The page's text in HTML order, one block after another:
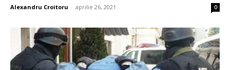
Alexandru Croitoru - aprilie 26, 2021 0